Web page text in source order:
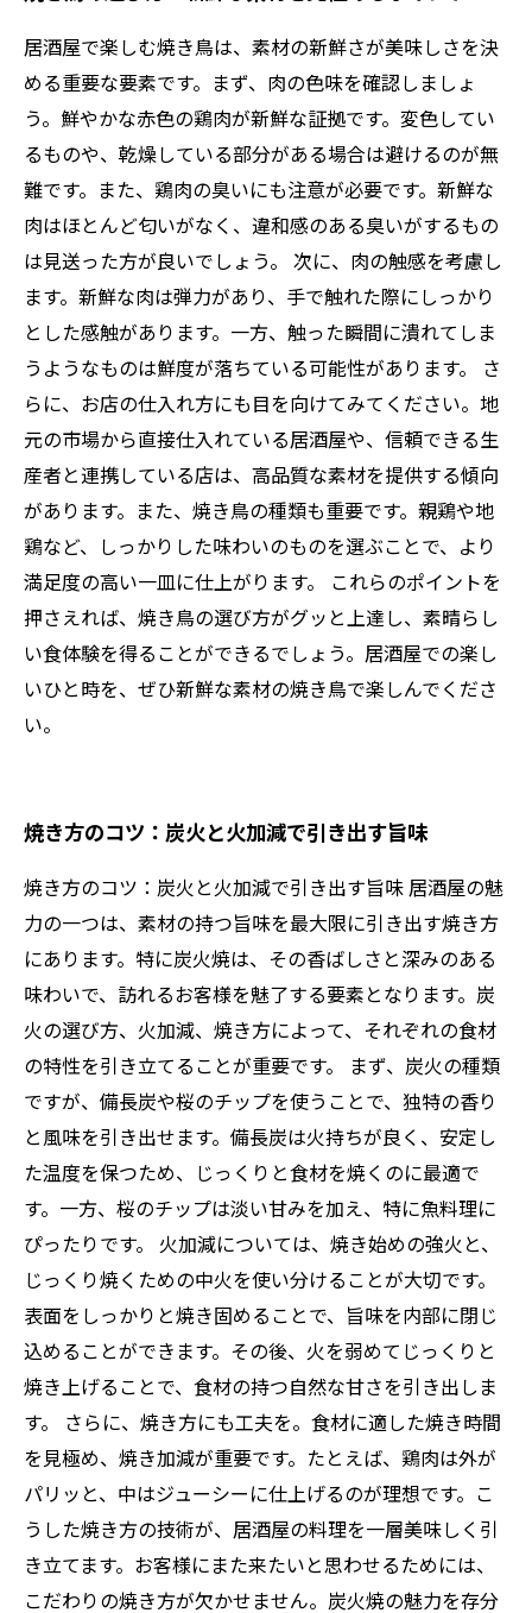
居酒屋で楽しむ焼き鳥は、素材の新鮮さが美味しさを決
める重要な要素です。まず、肉の色味を確認しましょ
う。鮮やかな赤色の鶏肉が新鮮な証拠です。変色してい
るものや、乾燥している部分がある場合は避けるのが無
難です。また、鶏肉の臭いにも注意が必要です。新鮮な
肉はほとんど匂いがなく、違和感のある臭いがするもの
は見送った方が良いでしょう。 次に、肉の触感を考慮し
ます。新鮮な肉は弾力があり、手で触れた際にしっかり
とした感触があります。一方、触った瞬間に潰れてしま
うようなものは鮮度が落ちている可能性があります。 さ
らに、お店の仕入れ方にも目を向けてみてください。地
元の市場から直接仕入れている居酒屋や、信頼できる生
産者と連携している店は、高品質な素材を提供する傾向
があります。また、焼き鳥の種類も重要です。親鶏や地
鶏など、しっかりした味わいのものを選ぶことで、より
満足度の高い一皿に仕上がります。 これらのポイントを
押さえれば、焼き鳥の選び方がグッと上達し、素晴らし
い食体験を得ることができるでしょう。居酒屋での楽し
いひと時を、ぜひ新鮮な素材の焼き鳥で楽しんでくださ
い。
焼き方のコツ：炭火と火加減で引き出す旨味
焼き方のコツ：炭火と火加減で引き出す旨味 居酒屋の魅
力の一つは、素材の持つ旨味を最大限に引き出す焼き方
にあります。特に炭火焼は、その香ばしさと深みのある
味わいで、訪れるお客様を魅了する要素となります。炭
火の選び方、火加減、焼き方によって、それぞれの食材
の特性を引き立てることが重要です。 まず、炭火の種類
ですが、備長炭や桜のチップを使うことで、独特の香り
と風味を引き出せます。備長炭は火持ちが良く、安定し
た温度を保つため、じっくりと食材を焼くのに最適で
す。一方、桜のチップは淡い甘みを加え、特に魚料理に
ぴったりです。 火加減については、焼き始めの強火と、
じっくり焼くための中火を使い分けることが大切です。
表面をしっかりと焼き固めることで、旨味を内部に閉じ
込めることができます。その後、火を弱めてじっくりと
焼き上げることで、食材の持つ自然な甘さを引き出しま
す。 さらに、焼き方にも工夫を。食材に適した焼き時間
を見極め、焼き加減が重要です。たとえば、鶏肉は外が
パリッと、中はジューシーに仕上げるのが理想です。こ
うした焼き方の技術が、居酒屋の料理を一層美味しく引
き立てます。お客様にまた来たいと思わせるためには、
こだわりの焼き方が欠かせません。炭火焼の魅力を存分